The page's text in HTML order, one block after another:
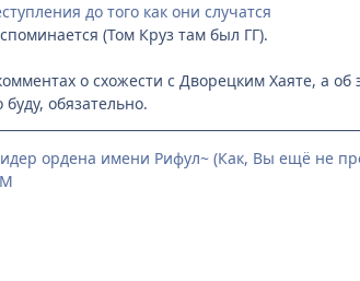
до того как они случатся
(Том Круз там был ГГ).
о схожести с Дворецким Хаяте, а об
обязательно.
ордена имени Рифул~ (Как, Вы ещё не